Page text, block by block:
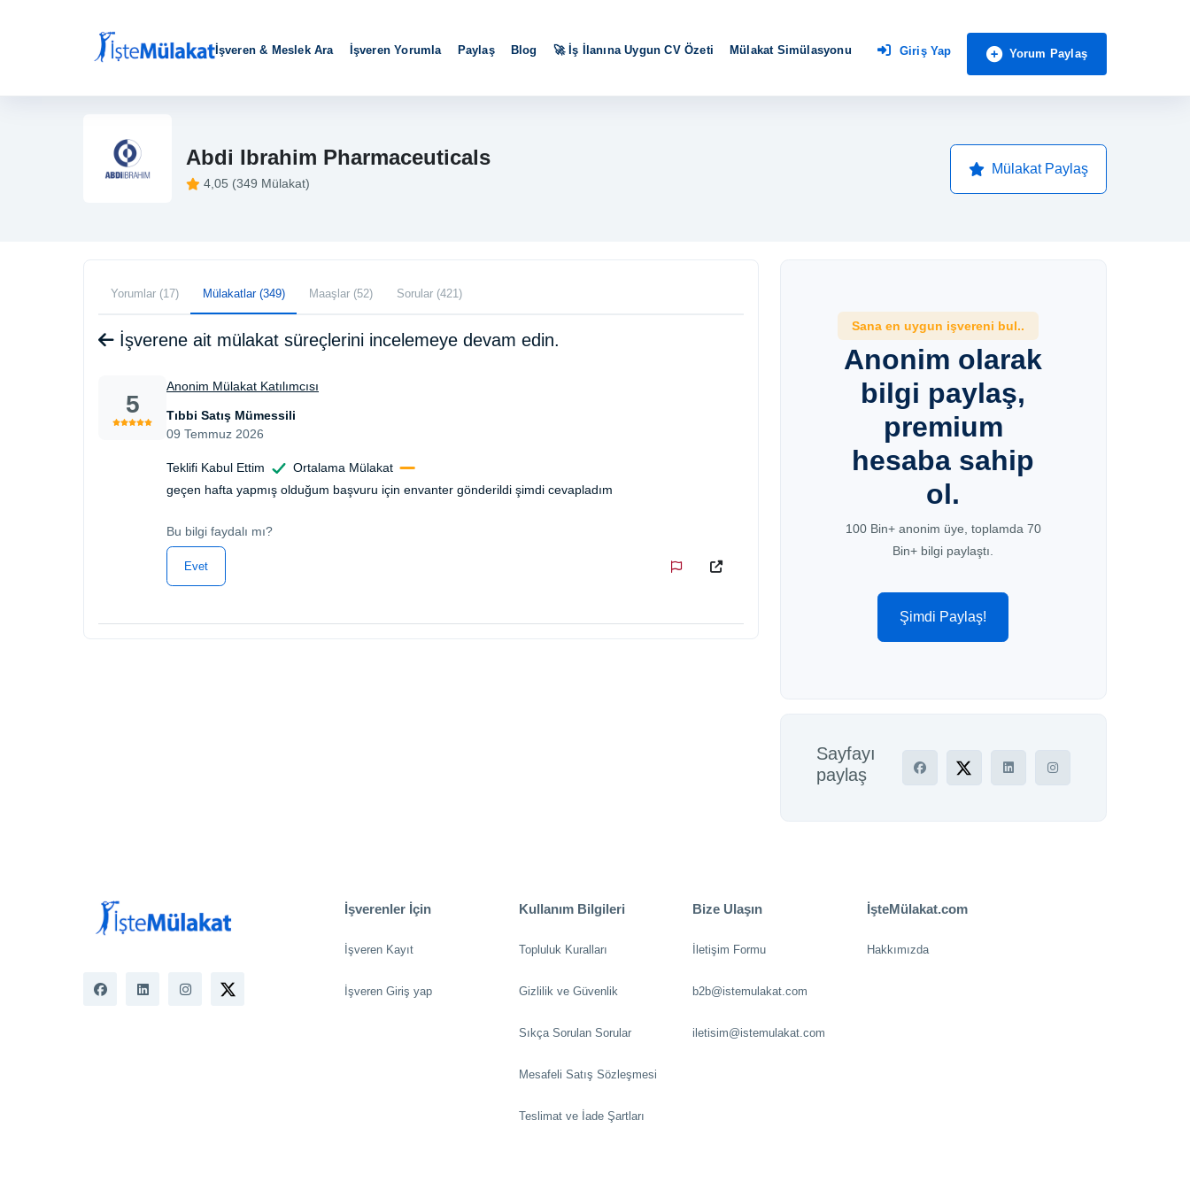
İşveren & Meslek Ara İşveren Yorumla Paylaş Blog 🚀 İş İlanına Uygun CV Özeti Mülakat Simülasyonu Giriş Yap Yorum Paylaş
Abdi Ibrahim Pharmaceuticals
4,05 (349 Mülakat)
Mülakat Paylaş
Yorumlar (17) Mülakatlar (349) Maaşlar (52) Sorular (421)
İşverene ait mülakat süreçlerini incelemeye devam edin.
5
Anonim Mülakat Katılımcısı
Tıbbi Satış Mümessili
09 Temmuz 2026
Teklifi Kabul Ettim
Ortalama Mülakat
geçen hafta yapmış olduğum başvuru için envanter gönderildi şimdi cevapladım
Bu bilgi faydalı mı?
Evet
Sana en uygun işvereni bul..
Anonim olarak
bilgi paylaş,
premium
hesaba sahip
ol.
100 Bin+ anonim üye, toplamda 70
Bin+ bilgi paylaştı.
Şimdi Paylaş!
Sayfayı
paylaş
İşverenler İçin
İşveren Kayıt
İşveren Giriş yap
Kullanım Bilgileri
Topluluk Kuralları
Gizlilik ve Güvenlik
Sıkça Sorulan Sorular
Mesafeli Satış Sözleşmesi
Teslimat ve İade Şartları
Bize Ulaşın
İletişim Formu
b2b@istemulakat.com
iletisim@istemulakat.com
İşteMülakat.com
Hakkımızda